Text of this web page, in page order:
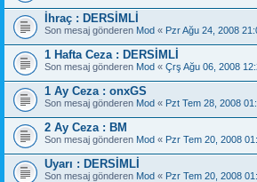
İhraç : DERSİMLİ
Son mesaj gönderen Mod « Pzr Ağu 24, 2008
1 Hafta Ceza : DERSİMLİ
Son mesaj gönderen Mod « Çrş Ağu 06, 2008
1 Ay Ceza : onxGS
Son mesaj gönderen Mod « Pzt Tem 28, 2008
2 Ay Ceza : BM
Son mesaj gönderen Mod « Pzr Tem 20, 2008
Uyarı : DERSİMLİ
Son mesaj gönderen Mod « Pzr Tem 20, 2008